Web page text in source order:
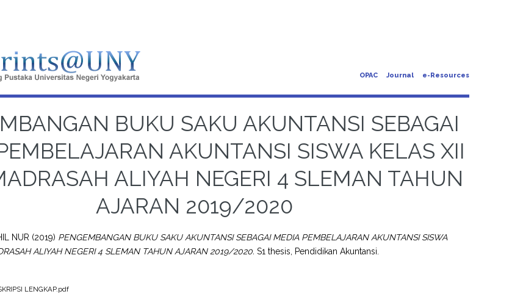
OPAC Journal e-Resources
BUKU SAKU AKUNTANSI SEBAGAI
AKUNTANSI SISWA KELAS XII
ALIYAH NEGERI 4 SLEMAN TAHUN
AJARAN 2019/2020
NUR (2019) PENGEMBANGAN BUKU SAKU AKUNTANSI SEBAGAI MEDIA PEMBELAJARAN AKUNTANSI SISWA
ALIYAH NEGERI 4 SLEMAN TAHUN AJARAN 2019/2020. S1 thesis, Pendidikan Akuntansi.
LENGKAP.pdf